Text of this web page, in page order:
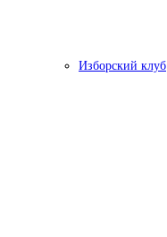
Изборский клуб